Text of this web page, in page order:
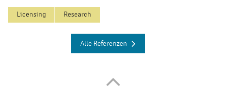
Licensing Research
Alle Referenzen